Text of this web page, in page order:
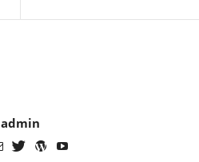
admin